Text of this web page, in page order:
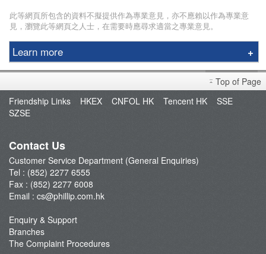
此等網頁所包含的資料不擬提供作為專業意見，亦不應賴以作為專業意
見，瀏覽此等網頁之人士，在需要時應尋求適當之專業意見。
Learn more
Phillip Securities Group
Branches
Join Us
Phillip Post
新闻稿
Top of Page
Friendship Links
HKEX CNFOL HK Tencent HK
SSE
SZSE
Contact Us
Customer Service Department (General Enquiries)
Tel : (852) 2277 6555
Fax : (852) 2277 6008
Email : cs@phillip.com.hk
Enquiry & Support
Branches
The Complaint Procedures